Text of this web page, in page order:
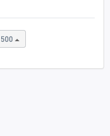
500